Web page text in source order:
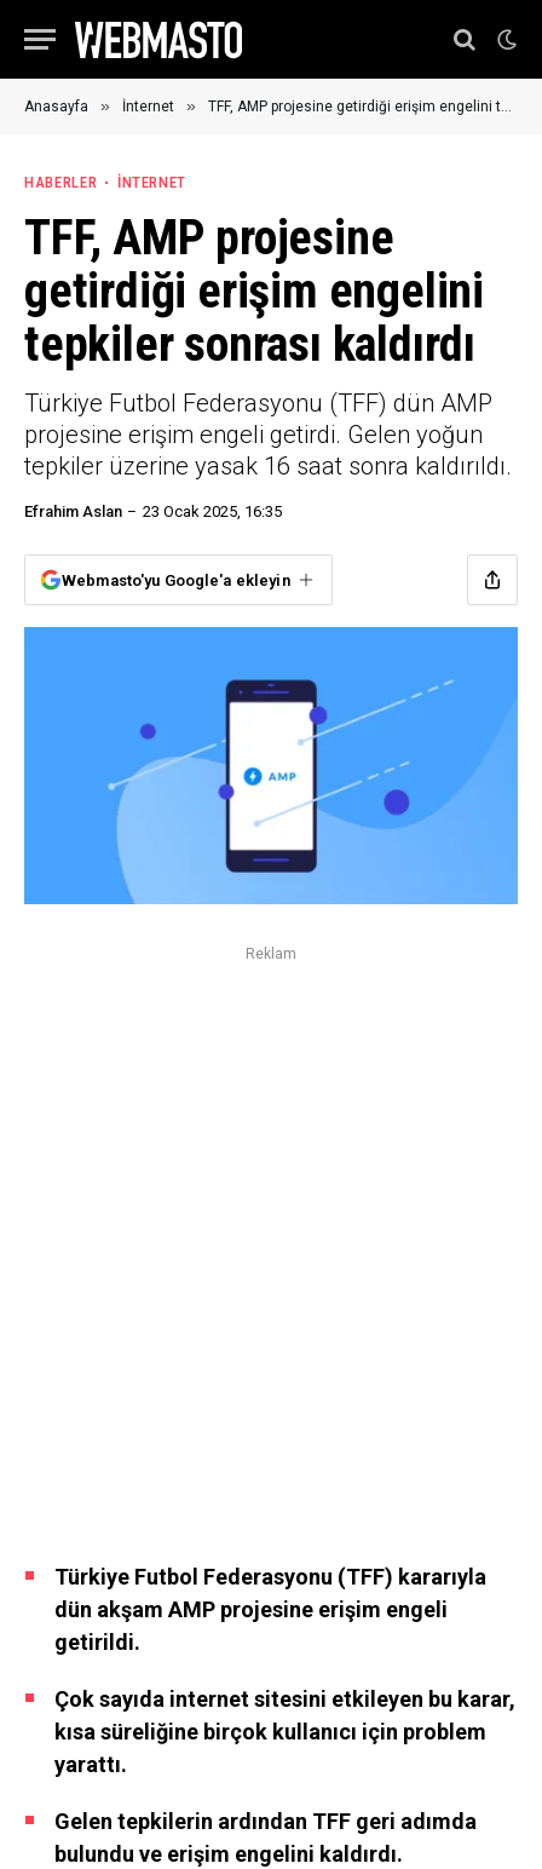
Anasayfa » İnternet » TFF, AMP projesine getirdiği erişim engelini tepkiler sonrası kaldırdı
HABERLER İNTERNET
TFF, AMP projesine
getirdiği erişim engelini
tepkiler sonrası kaldırdı
Türkiye Futbol Federasyonu (TFF) dün AMP
projesine erişim engeli getirdi. Gelen yoğun
tepkiler üzerine yasak 16 saat sonra kaldırıldı.
Efrahim Aslan 23 Ocak 2025, 16:35
Webmasto'yu Google'a ekleyin
Reklam
Türkiye Futbol Federasyonu (TFF) kararıyla
dün akşam AMP projesine erişim engeli
getirildi.
Çok sayıda internet sitesini etkileyen bu karar,
kısa süreliğine birçok kullanıcı için problem
yarattı.
Gelen tepkilerin ardından TFF geri adımda
bulundu ve erişim engelini kaldırdı.